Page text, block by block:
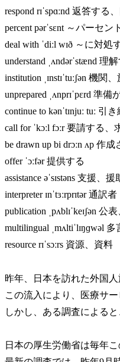
respond rɪˈspɑːnd 返答する
percent pərˈsɛnt ～パーセント
deal with ˈdiːl wɪð ～に対処
understand ˌʌndərˈstænd 理
institution ˌɪnstɪˈtuːʃən 機関
unprepared ˌʌnprɪˈpɛrd 準
continue to kənˈtɪnjuː tuː 引
call for ˈkɔːl fɔːr 要請する、
be drawn up bi drɔːn ʌp 作成
offer ˈɔːfər 提供する
assistance əˈsɪstəns 支援、援
interpreter ɪnˈtɜːrprɪtər 通訳者
publication ˌpʌblɪˈkeɪʃən 公
multilingual ˌmʌltiˈlɪŋɡwəl
resource rɪˈsɔːrs 資源、資料
昨年、日本を訪れた外国
この流入により、医療サ
しかし、ある調査による
日本の厚生労働省は毎年